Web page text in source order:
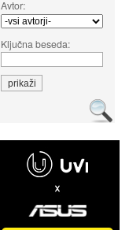
Avtor:
Ključna beseda: